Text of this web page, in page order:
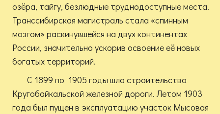
озёра, тайгу, безлюдные труднодоступные места.
Транссибирская магистраль стала «спинным
мозгом» раскинувшейся на двух континентах
России, значительно ускорив освоение её новых
богатых территорий.
С 1899 по 1905 годы шло строительство
Кругобайкальской железной дороги. Летом 1903
года был пущен в эксплуатацию участок Мысовая